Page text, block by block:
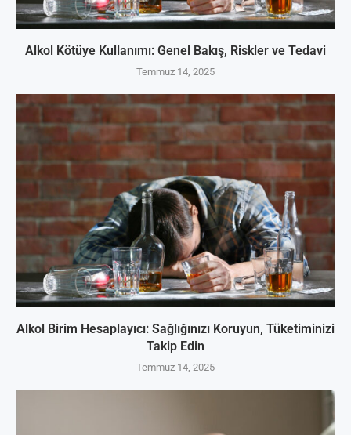
Alkol Kötüye Kullanımı: Genel Bakış, Riskler ve Tedavi
Temmuz 14, 2025
Alkol Birim Hesaplayıcı: Sağlığınızı Koruyun, Tüketiminizi
Takip Edin
Temmuz 14, 2025